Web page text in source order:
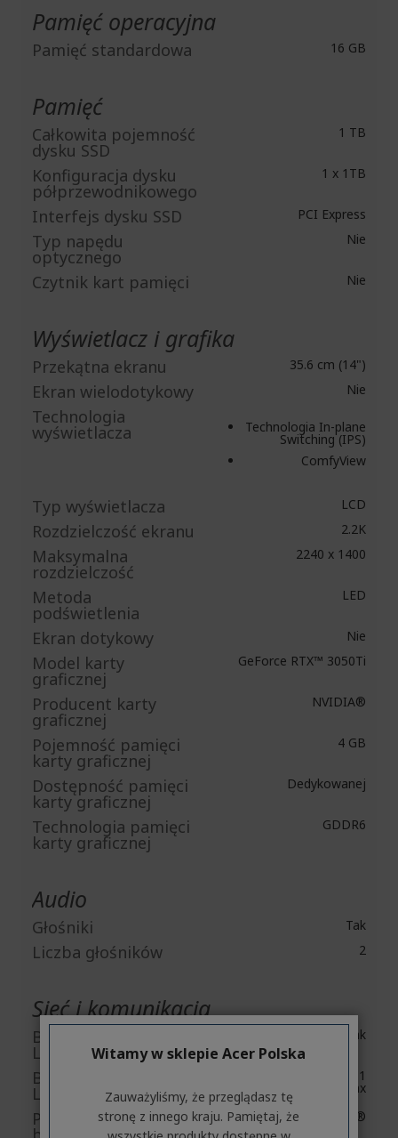
Pamięć operacyjna
Pamięć standardowa 16 GB
Pamięć
Całkowita pojemność
dysku SSD
1 TB
Konfiguracja dysku
półprzewodnikowego
1 x 1TB
Interfejs dysku SSD PCI Express
Typ napędu
optycznego
Nie
Czytnik kart pamięci Nie
Wyświetlacz i grafika
Przekątna ekranu 35.6 cm (14")
Ekran wielodotykowy Nie
Technologia
wyświetlacza Technologia In-plane
Switching (IPS)
ComfyView
Typ wyświetlacza LCD
Rozdzielczość ekranu 2.2K
Maksymalna
rozdzielczość
2240 x 1400
Metoda
podświetlenia
LED
Ekran dotykowy Nie
Model karty
graficznej
GeForce RTX™ 3050Ti
Producent karty
graficznej
NVIDIA®
Pojemność pamięci
karty graficznej
4 GB
Dostępność pamięci
karty graficznej
Dedykowanej
Technologia pamięci
karty graficznej
GDDR6
Audio
Głośniki Tak
Liczba głośników 2
Sieć i komunikacja
Bezprzewodowa sieć
LAN
Tak
Bezprzewodowa sieć
LAN standard
IEEE 802.11
a/b/g/n/ac/ax
Producent modułu Intel®
Witamy w sklepie Acer Polska
Zauważyliśmy, że przeglądasz tę
stronę z innego kraju. Pamiętaj, że